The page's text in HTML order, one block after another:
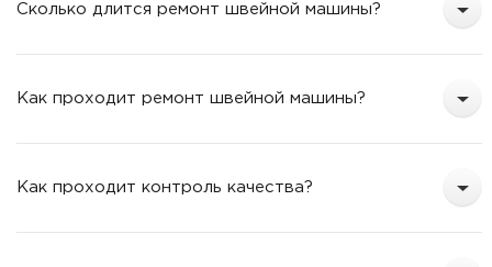
Сколько длится ремонт швейной машины?
Как проходит ремонт швейной машины?
Как проходит контроль качества?